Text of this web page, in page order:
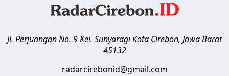
Jl. Perjuangan No. 9 Kel. SunyaragiKota Cirebon, Jawa Barat
45132
radarcirebonid@gmail.com